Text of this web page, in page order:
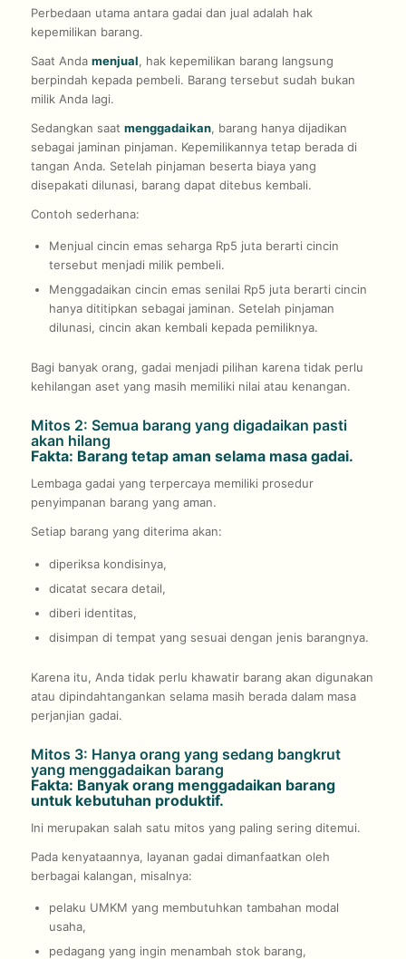
Perbedaan utama antara gadai dan jual adalah hak
kepemilikan barang.
Saat Anda menjual, hak kepemilikan barang langsung
berpindah kepada pembeli. Barang tersebut sudah bukan
milik Anda lagi.
Sedangkan saat menggadaikan, barang hanya dijadikan
sebagai jaminan pinjaman. Kepemilikannya tetap berada di
tangan Anda. Setelah pinjaman beserta biaya yang
disepakati dilunasi, barang dapat ditebus kembali.
Contoh sederhana:
Menjual cincin emas seharga Rp5 juta berarti cincin
tersebut menjadi milik pembeli.
Menggadaikan cincin emas senilai Rp5 juta berarti cincin
hanya dititipkan sebagai jaminan. Setelah pinjaman
dilunasi, cincin akan kembali kepada pemiliknya.
Bagi banyak orang, gadai menjadi pilihan karena tidak perlu
kehilangan aset yang masih memiliki nilai atau kenangan.
Mitos 2: Semua barang yang digadaikan pasti
akan hilang
Fakta: Barang tetap aman selama masa gadai.
Lembaga gadai yang terpercaya memiliki prosedur
penyimpanan barang yang aman.
Setiap barang yang diterima akan:
diperiksa kondisinya,
dicatat secara detail,
diberi identitas,
disimpan di tempat yang sesuai dengan jenis barangnya.
Karena itu, Anda tidak perlu khawatir barang akan digunakan
atau dipindahtangankan selama masih berada dalam masa
perjanjian gadai.
Mitos 3: Hanya orang yang sedang bangkrut
yang menggadaikan barang
Fakta: Banyak orang menggadaikan barang
untuk kebutuhan produktif.
Ini merupakan salah satu mitos yang paling sering ditemui.
Pada kenyataannya, layanan gadai dimanfaatkan oleh
berbagai kalangan, misalnya:
pelaku UMKM yang membutuhkan tambahan modal
usaha,
pedagang yang ingin menambah stok barang,